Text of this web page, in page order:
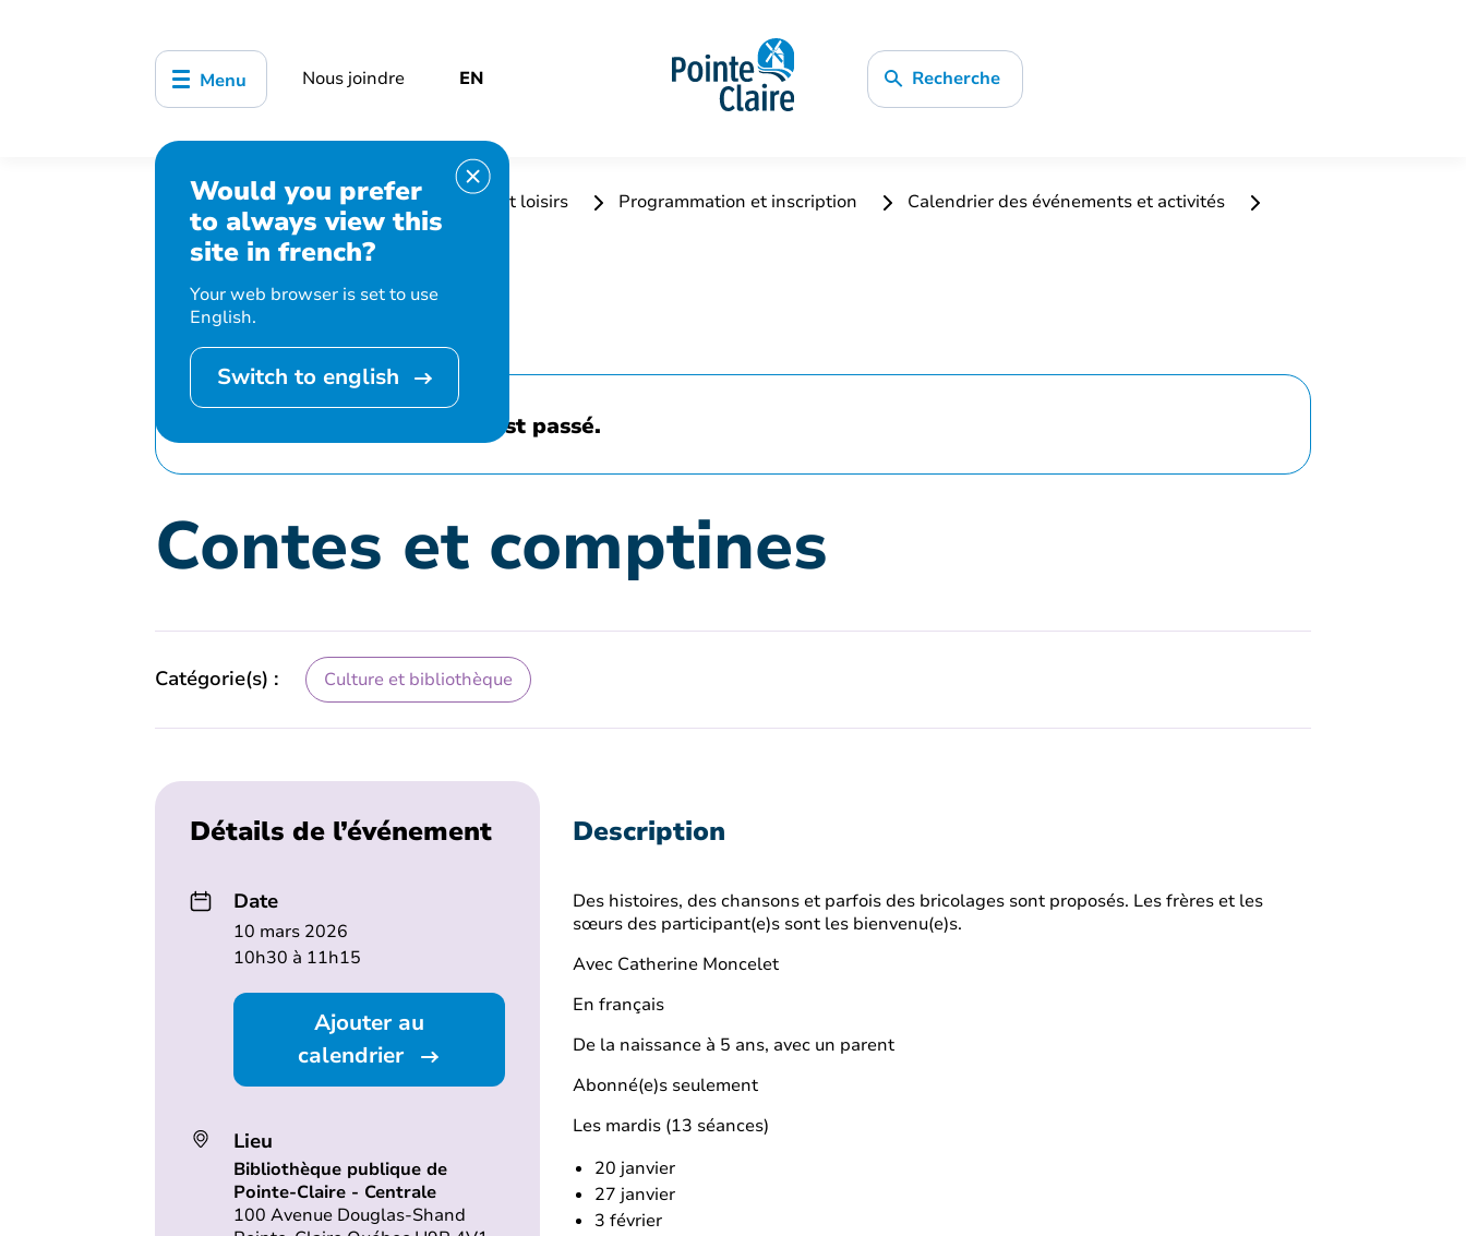
Menu Nous joindre EN Recherche
Would you prefer
to always view this
site in french?
Your web browser is set to use
English.
Switch to english
Accueil Bibliothèque, culture, sports et loisirs Programmation et inscription
Calendrier des événements et activités
Contes et comptines
Cet événement est passé.
Contes et comptines
Catégorie(s) : Culture et bibliothèque
Détails de l’événement
Date
10 mars 2026
10h30 à 11h15
Ajouter au
calendrier
Lieu
Bibliothèque publique de
Pointe-Claire - Centrale
100 Avenue Douglas-Shand
Description
Des histoires, des chansons et parfois des bricolages sont proposés. Les frères et les
sœurs des participant(e)s sont les bienvenu(e)s.
Avec Catherine Moncelet
En français
De la naissance à 5 ans, avec un parent
Abonné(e)s seulement
Les mardis (13 séances)
20 janvier
27 janvier
3 février